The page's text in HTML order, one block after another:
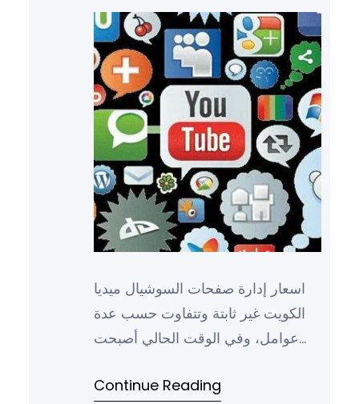
اسعار إدارة صفحات السوشيال ميديا
الكويت غير ثابتة وتتفاوت حسب عدة
عوامل، وفي الوقت الحالي أصبحت
ملحة لكل الشركات والعلامات التجارية
Continue Reading